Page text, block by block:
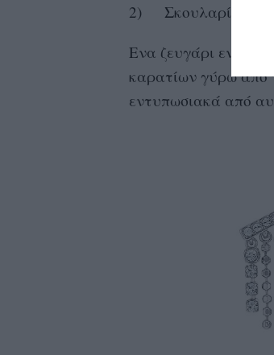
2) Σκουλαρίκια –
Ενα ζευγάρι
καρατίων γύρω από
εντυπωσιακά από